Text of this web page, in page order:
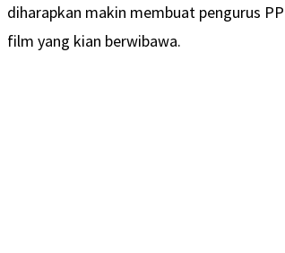
diharapkan makin membuat pengurus
film yang kian berwibawa.